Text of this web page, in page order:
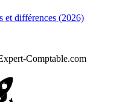
et différences (2026)
Comptable.com